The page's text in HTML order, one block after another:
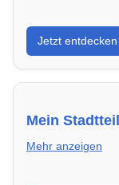
Entdecke
energieeffizient
Jetzt entdecken
Mein
Mehr anzeigen